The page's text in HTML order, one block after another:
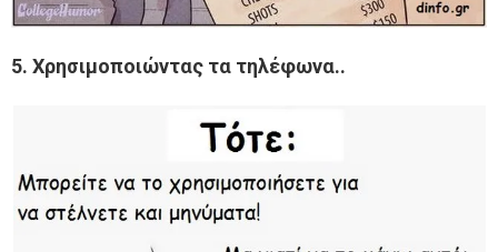
5. Χρησιμοποιώντας τα τηλέφωνα..